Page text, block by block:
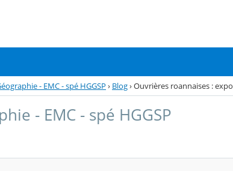
- EMC - spé HGGSP › Blog›Ouvrières roannaises : expo
- EMC - spé HGGSP